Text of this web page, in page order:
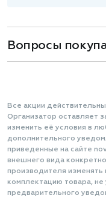
Вопросы
Все акции
Организатор оставляет
изменить её условия в
дополнительного
приведенные на сайте
внешнего вида
производителя изменять
комплектацию товара,
предварительного